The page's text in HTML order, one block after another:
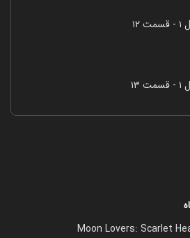
۱۲
۱۳
Moon Lovers: Scarlet